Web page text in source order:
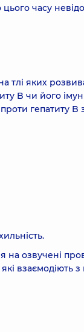
часу
тлі яких
B чи його
гепатиту
на озвучені
взаємодіють